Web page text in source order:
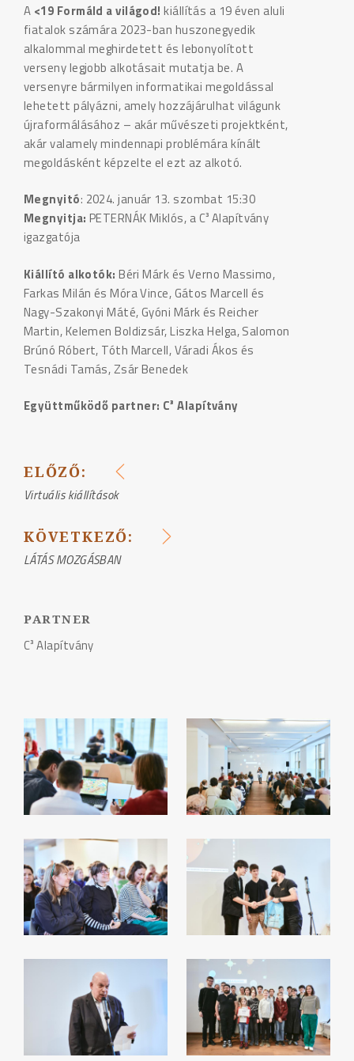
A <19 Formáld a világod! kiállítás a 19 éven aluli
fiatalok számára 2023-ban huszonegyedik
alkalommal meghirdetett és lebonyolított
verseny legjobb alkotásait mutatja be. A
versenyre bármilyen informatikai megoldással
lehetett pályázni, amely hozzájárulhat világunk
újraformálásához – akár művészeti projektként,
akár valamely mindennapi problémára kínált
megoldásként képzelte el ezt az alkotó.
Megnyitó: 2024. január 13. szombat 15:30
Megnyitja: PETERNÁK Miklós, a C³ Alapítvány
igazgatója
Kiállító alkotók:Béri Márk és Verno Massimo,
Farkas Milán és Móra Vince, Gátos Marcell és
Nagy-Szakonyi Máté, Gyóni Márk és Reicher
Martin, Kelemen Boldizsár, Liszka Helga, Salomon
Brúnó Róbert, Tóth Marcell, Váradi Ákos és
Tesnádi Tamás, Zsár Benedek
Együttműködő partner: C³ Alapítvány
BEJEGYZÉS
NAVIGÁCIÓ
ELŐZŐ:
Virtuális kiállítások
KÖVETKEZŐ:
LÁTÁS MOZGÁSBAN
PARTNER
C³ Alapítvány